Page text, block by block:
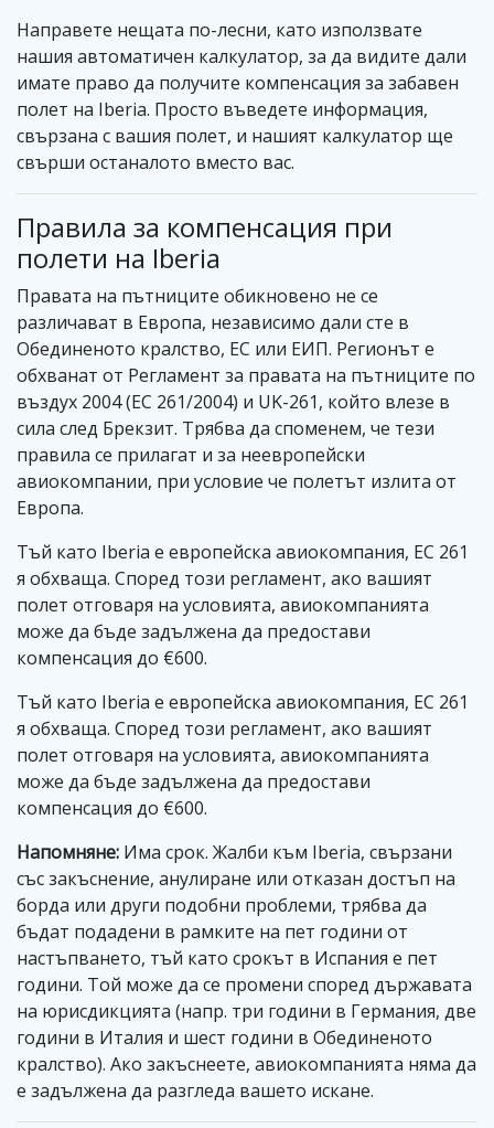
Направете нещата по-лесни, като използвате
нашия автоматичен калкулатор, за да видите дали
имате право да получите компенсация за забавен
полет на Iberia. Просто въведете информация,
свързана с вашия полет, и нашият калкулатор ще
свърши останалото вместо вас.
Правила за компенсация при
полети на Iberia
Правата на пътниците обикновено не се
различават в Европа, независимо дали сте в
Обединеното кралство, ЕС или ЕИП. Регионът е
обхванат от Регламент за правата на пътниците по
въздух 2004 (EC 261/2004) и UK-261, който влезе в
сила след Брекзит. Трябва да споменем, че тези
правила се прилагат и за неевропейски
авиокомпании, при условие че полетът излита от
Европа.
Тъй като Iberia е европейска авиокомпания, EC 261
я обхваща. Според този регламент, ако вашият
полет отговаря на условията, авиокомпанията
може да бъде задължена да предостави
компенсация до €600.
Тъй като Iberia е европейска авиокомпания, EC 261
я обхваща. Според този регламент, ако вашият
полет отговаря на условията, авиокомпанията
може да бъде задължена да предостави
компенсация до €600.
Напомняне: Има срок. Жалби към Iberia, свързани
със закъснение, анулиране или отказан достъп на
борда или други подобни проблеми, трябва да
бъдат подадени в рамките на пет години от
настъпването, тъй като срокът в Испания е пет
години. Той може да се промени според държавата
на юрисдикцията (напр. три години в Германия, две
години в Италия и шест години в Обединеното
кралство). Ако закъснеете, авиокомпанията няма да
е задължена да разгледа вашето искане.